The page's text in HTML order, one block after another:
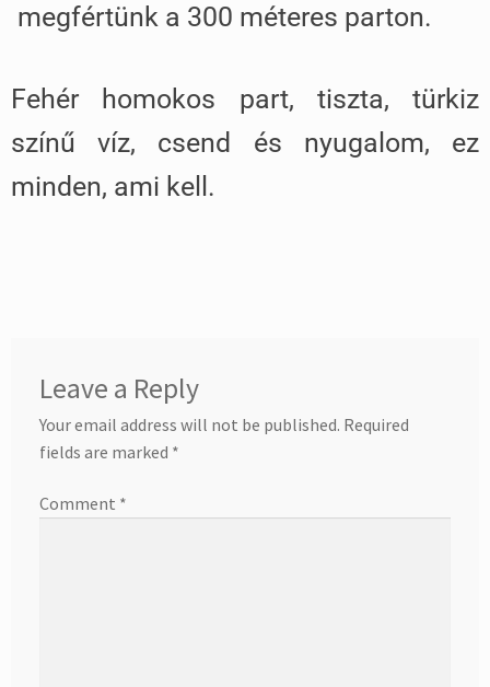
megfértünk a 300 méteres parton.
Fehér homokos part, tiszta, türkiz
színű víz, csend és nyugalom, ez
minden, ami kell.
Leave a Reply
Your email address will not be published. Required
fields are marked *
Comment *